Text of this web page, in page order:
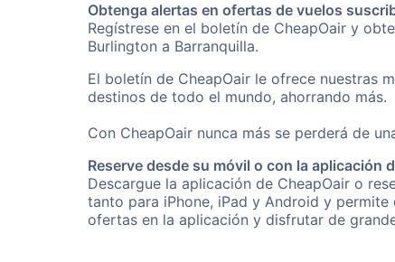
Obtenga alertas en ofertas de vuelos
Regístrese en el boletín de CheapOair y
Burlington a Barranquilla.
El boletín de CheapOair le ofrece nuestras
destinos de todo el mundo, ahorrando más.
Con CheapOair nunca más se perderá de
Reserve desde su móvil o con la aplicación
Descargue la aplicación de CheapOair o
tanto para iPhone, iPad y Android y
ofertas en la aplicación y disfrutar de